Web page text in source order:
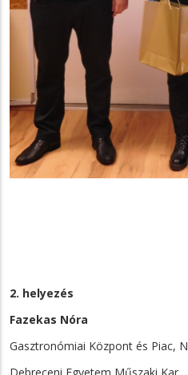
2. helyezés
Fazekas Nóra
Gasztronómiai Központ és Piac,